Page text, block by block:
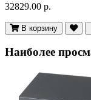
32829.00 р.
В корзину
Наиболее